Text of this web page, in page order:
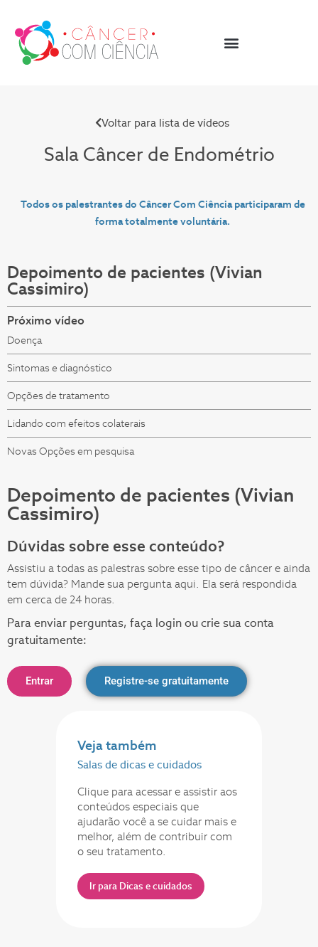
Voltar para lista de vídeos
Sala Câncer de Endométrio
Todos os palestrantes do Câncer Com Ciência participaram de
forma totalmente voluntária.
Depoimento de pacientes (Vivian
Cassimiro)
Próximo vídeo
Doença
Sintomas e diagnóstico
Opções de tratamento
Lidando com efeitos colaterais
Novas Opções em pesquisa
Depoimento de pacientes (Vivian
Cassimiro)
Dúvidas sobre esse conteúdo?
Assistiu a todas as palestras sobre esse tipo de câncer e ainda
tem dúvida? Mande sua pergunta aqui. Ela será respondida
em cerca de 24 horas.
Para enviar perguntas, faça login ou crie sua conta
gratuitamente:
Entrar Registre-se gratuitamente
Veja também
Salas de dicas e cuidados
Clique para acessar e assistir aos
conteúdos especiais que
ajudarão você a se cuidar mais e
melhor, além de contribuir com
o seu tratamento.
Ir para Dicas e cuidados